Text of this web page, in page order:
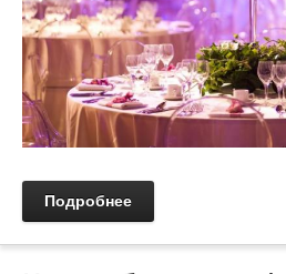
Подробнее